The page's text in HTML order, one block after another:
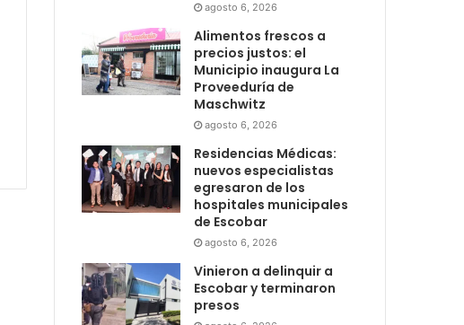
agosto 6, 2026
Alimentos frescos a
precios justos: el
Municipio inaugura La
Proveeduría de
Maschwitz
agosto 6, 2026
Residencias Médicas:
nuevos especialistas
egresaron de los
hospitales municipales
de Escobar
agosto 6, 2026
Vinieron a delinquir a
Escobar y terminaron
presos